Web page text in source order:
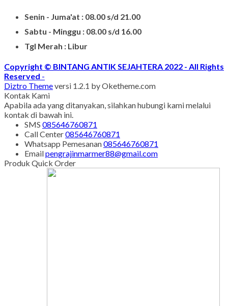
Senin - Juma'at : 08.00 s/d 21.00
Sabtu - Minggu : 08.00 s/d 16.00
Tgl Merah : Libur
Copyright © BINTANG ANTIK SEJAHTERA 2022 - All Rights
Reserved -
Diztro Themeversi 1.2.1 by Oketheme.com
Kontak Kami
Apabila ada yang ditanyakan, silahkan hubungi kami melalui
kontak di bawah ini.
SMS 085646760871
Call Center085646760871
Whatsapp Pemesanan085646760871
Emailpengrajinmarmer88@gmail.com
Produk Quick Order